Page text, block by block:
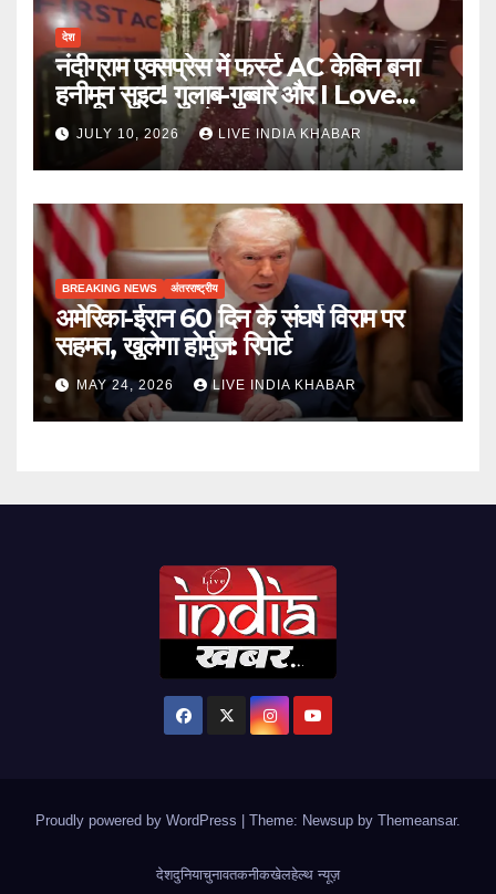
देश
नंदीग्राम एक्सप्रेस में फर्स्ट AC केबिन बना
हनीमून सुइट! गुलाब-गुब्बारे और I Love
You, TTE सस्पेंड
JULY 10, 2026 LIVE INDIA KHABAR
BREAKING NEWS अंतरराष्ट्रीय
अमेरिका-ईरान 60 दिन के संघर्ष विराम पर
सहमत, खुलेगा होर्मुज: रिपोर्ट
MAY 24, 2026 LIVE INDIA KHABAR
Proudly powered by WordPress Theme: Newsup by Themeansar.
देशदुनियाचुनावतकनीकखेलहेल्थ न्यूज़